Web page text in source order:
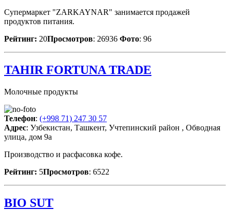
Супермаркет "ZARKAYNAR" занимается продажей
продуктов питания.
Рейтинг: 20Просмотров: 26936 Фото: 96
TAHIR FORTUNA TRADE
Молочные продукты
Телефон: (+998 71) 247 30 57
Адрес: Узбекистан, Ташкент, Учтепинский район , Обводная
улица, дом 9а
Производство и расфасовка кофе.
Рейтинг: 5Просмотров: 6522
BIO SUT